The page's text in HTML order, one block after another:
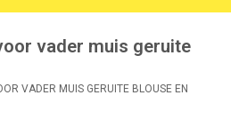
vader muis geruite
VADER MUIS GERUITE BLOUSE EN